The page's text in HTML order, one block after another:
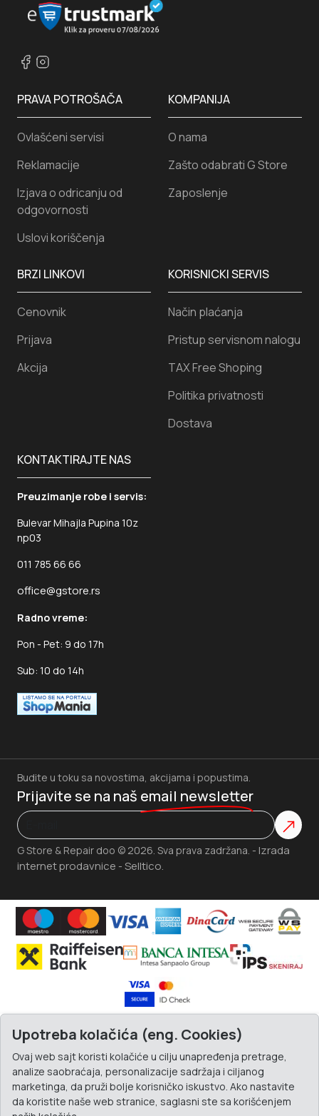
KORISNICKI SERVIS
Način plaćanja
Pristup servisnom nalogu
TAX Free Shoping
Politika privatnosti
Dostava
PRAVA POTROŠAČA
Ovlašćeni servisi
Reklamacije
Izjava o odricanju od
odgovornosti
Uslovi koriščenja
KONTAKTIRAJTE NAS
Preuzimanje robe i servis:
Bulevar Mihajla Pupina 10z
np03
011 785 66 66
office@gstore.rs
Radno vreme:
Pon - Pet: 9 do 17h
Sub: 10 do 14h
KOMPANIJA
O nama
Zašto odabrati G Store
Zaposlenje
BRZI LINKOVI
Cenovnik
Prijava
Akcija
G Store & Repair doo © 2026. Sva prava zadržana. - Izrada
internet prodavnice - Selltico.
Budite u toku sa novostima, akcijama i popustima.
Prijavite se na naš email newsletter
Upotreba kolačića (eng. Cookies)
Ovaj web sajt koristi kolačiće u cilju unapređenja pretrage,
analize saobraćaja, personalizacije sadržaja i ciljanog
marketinga, da pruži bolje korisničko iskustvo. Ako nastavite
da koristite naše web stranice, saglasni ste sa korišćenjem